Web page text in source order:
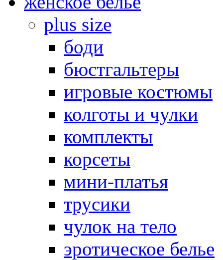
plus size
боди
бюстгальтеры
игровые костюмы
колготы и чулки
комплекты
корсеты
мини-платья
трусики
чулок на тело
эротическое белье